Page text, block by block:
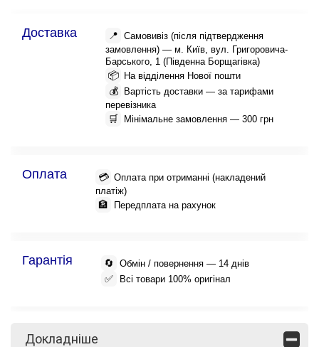
Доставка 📍 Самовивіз (після підтвердження
замовлення) — м. Київ, вул. Григоровича-
Барського, 1 (Південна Борщагівка)
📦 На відділення Нової пошти
💰
Вартість доставки — за тарифами
перевізника
🛒 Мінімальне замовлення — 300 грн
Оплата 💳 Оплата при отриманні (накладений
платіж)
🏦 Передплата на рахунок
Гарантія 🔄 Обмін / повернення — 14 днів
✅ Всі товари 100% оригінал
Докладніше